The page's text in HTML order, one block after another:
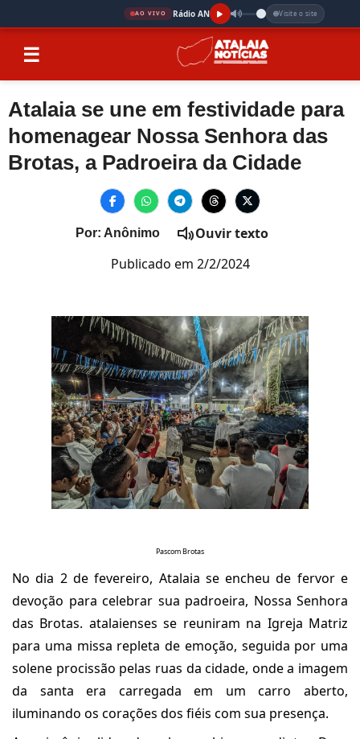
AO VIVO Rádio AN Visite o site
☰
Atalaia se une em festividade para
homenagear Nossa Senhora das
Brotas, a Padroeira da Cidade
Por: Anônimo
Ouvir texto
Publicado em 2/2/2024
Pascom Brotas
No dia 2 de fevereiro, Atalaia se encheu de fervor e
devoção para celebrar sua padroeira, Nossa Senhora
das Brotas. atalaienses se reuniram na Igreja Matriz
para uma missa repleta de emoção, seguida por uma
solene procissão pelas ruas da cidade, onde a imagem
da santa era carregada em um carro aberto,
iluminando os corações dos fiéis com sua presença.